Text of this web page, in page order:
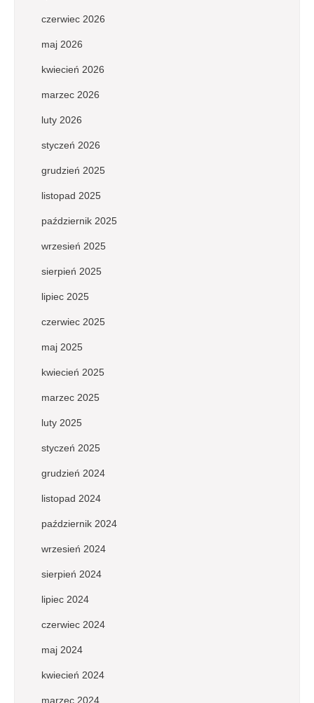
czerwiec 2026
maj 2026
kwiecień 2026
marzec 2026
luty 2026
styczeń 2026
grudzień 2025
listopad 2025
październik 2025
wrzesień 2025
sierpień 2025
lipiec 2025
czerwiec 2025
maj 2025
kwiecień 2025
marzec 2025
luty 2025
styczeń 2025
grudzień 2024
listopad 2024
październik 2024
wrzesień 2024
sierpień 2024
lipiec 2024
czerwiec 2024
maj 2024
kwiecień 2024
marzec 2024